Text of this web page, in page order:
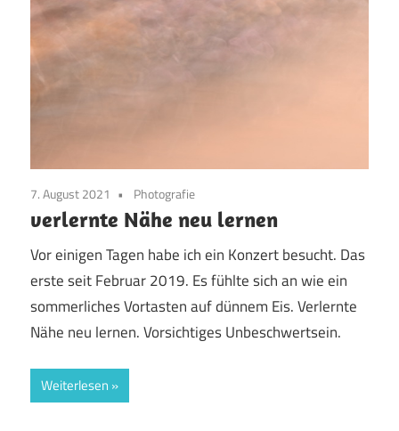
7. August 2021 Photografie
verlernte Nähe neu lernen
Vor einigen Tagen habe ich ein Konzert besucht. Das
erste seit Februar 2019. Es fühlte sich an wie ein
sommerliches Vortasten auf dünnem Eis. Verlernte
Nähe neu lernen. Vorsichtiges Unbeschwertsein.
Weiterlesen